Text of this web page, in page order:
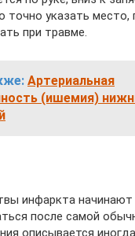
точно указать место,
при травме.
Артериальная
(ишемия)
инфаркта начинают
после самой
описывается